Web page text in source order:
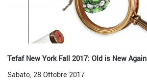
Tefaf New York Fall 2017: Old is New Again
Sabato, 28 Ottobre 2017